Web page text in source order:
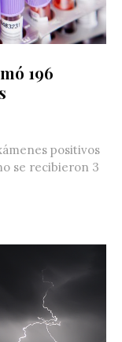
196
positivos
se recibieron 3